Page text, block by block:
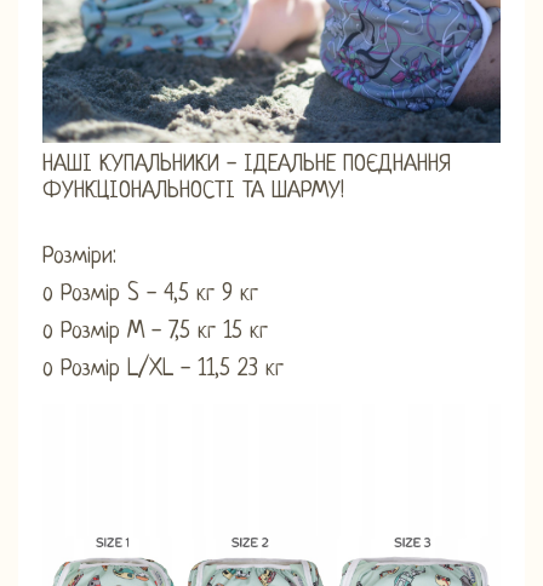
НАШІ КУПАЛЬНИКИ - ІДЕАЛЬНЕ ПОЄДНАННЯ
ФУНКЦІОНАЛЬНОСТІ ТА ШАРМУ!
Розміри:
o Розмір S - 4,5 кг 9 кг
o Розмір M - 7,5 кг 15 кг
o Розмір L/XL - 11,5 23 кг